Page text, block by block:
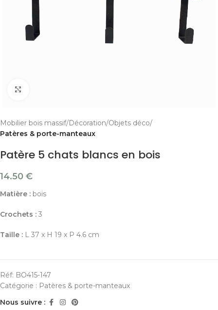
Mobilier bois massif Décoration Objets déco
Patères & porte-manteaux
Patère 5 chats blancs en bois
14.50 €
Matière : bois
Crochets : 3
Taille : L 37 x H 19 x P 4.6 cm
Réf: BO415-147
Catégorie : Patères & porte-manteaux
Nous suivre :